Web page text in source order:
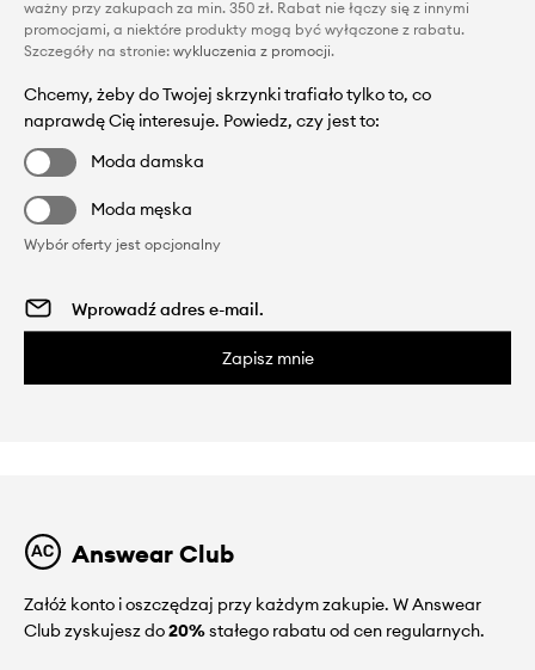
ważny przy zakupach za min. 350 zł. Rabat nie łączy się z innymi
promocjami, a niektóre produkty mogą być wyłączone z rabatu.
Szczegóły na stronie: wykluczenia z promocji.
Chcemy, żeby do Twojej skrzynki trafiało tylko to, co
naprawdę Cię interesuje. Powiedz, czy jest to:
Moda damska
Moda męska
Wybór oferty jest opcjonalny
Zapisz mnie
Answear Club
Załóż konto i oszczędzaj przy każdym zakupie. W Answear
Club zyskujesz do20%stałego rabatu od cen regularnych.